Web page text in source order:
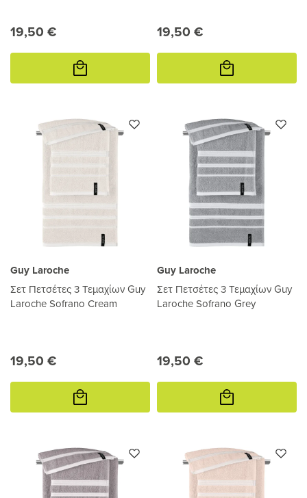
19,50 €
Προσθήκη
καλάθι
19,50 €
Προσθήκη
καλάθι
Guy Laroche
Σετ Πετσέτες 3 Τεμαχίων Guy
Laroche Sofrano Cream
19,50 €
Προσθήκη
καλάθι
Guy Laroche
Σετ Πετσέτες 3 Τεμαχίων Guy
Laroche Sofrano Grey
19,50 €
Προσθήκη
καλάθι